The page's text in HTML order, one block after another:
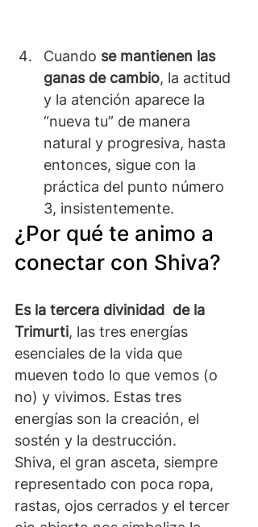
Cuando se mantienen las
ganas de cambio, la actitud
y la atención aparece la
“nueva tu” de manera
natural y progresiva, hasta
entonces, sigue con la
práctica del punto número
3, insistentemente.
¿Por qué te animo a
conectar con Shiva?
Es la tercera divinidad  de la
Trimurti, las tres energías
esenciales de la vida que
mueven todo lo que vemos (o
no) y vivimos. Estas tres
energías son la creación, el
sostén y la destrucción.
Shiva, el gran asceta, siempre
representado con poca ropa,
rastas, ojos cerrados y el tercer